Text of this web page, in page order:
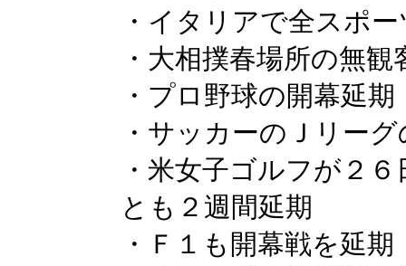
・イタリアで全スポ
・大相撲春場所の無観
・プロ野球の開幕延期
・サッカーのＪリー
・米女子ゴルフが２
とも２週間延期
・Ｆ１も開幕戦を延期